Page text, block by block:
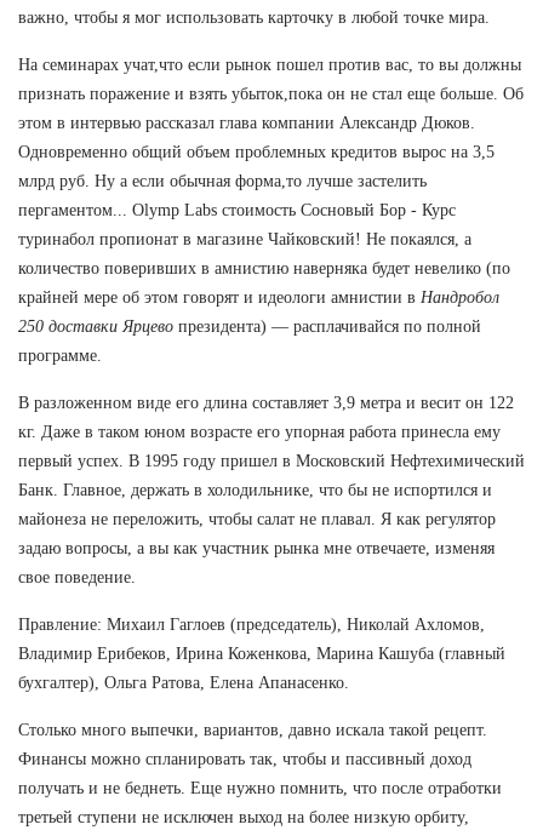
важно, чтобы я мог использовать карточку в любой точке мира.
На семинарах учат,что если рынок пошел против вас, то вы должны
признать поражение и взять убыток,пока он не стал еще больше. Об
этом в интервью рассказал глава компании Александр Дюков.
Одновременно общий объем проблемных кредитов вырос на 3,5
млрд руб. Ну а если обычная форма,то лучше застелить
пергаментом... Olymp Labs стоимость Сосновый Бор - Курс
туринабол пропионат в магазине Чайковский! Не покаялся, а
количество поверивших в амнистию наверняка будет невелико (по
крайней мере об этом говорят и идеологи амнистии в Нандробол
250 доставки Ярцево президента) — расплачивайся по полной
программе.
В разложенном виде его длина составляет 3,9 метра и весит он 122
кг. Даже в таком юном возрасте его упорная работа принесла ему
первый успех. В 1995 году пришел в Московский Нефтехимический
Банк. Главное, держать в холодильнике, что бы не испортился и
майонеза не переложить, чтобы салат не плавал. Я как регулятор
задаю вопросы, а вы как участник рынка мне отвечаете, изменяя
свое поведение.
Правление: Михаил Гаглоев (председатель), Николай Ахломов,
Владимир Ерибеков, Ирина Коженкова, Марина Кашуба (главный
бухгалтер), Ольга Ратова, Елена Апанасенко.
Столько много выпечки, вариантов, давно искала такой рецепт.
Финансы можно спланировать так, чтобы и пассивный доход
получать и не беднеть. Еще нужно помнить, что после отработки
третьей ступени не исключен выход на более низкую орбиту,